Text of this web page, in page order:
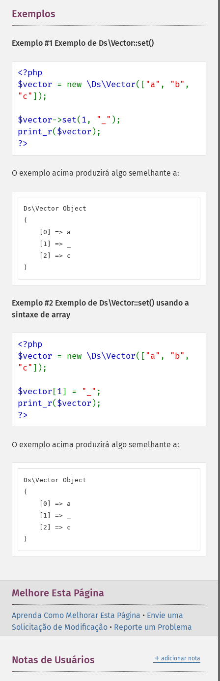
Exemplos
Exemplo #1 Exemplo de Ds\Vector::set()
<?php
$vector = new \Ds\Vector(["a" , "b"
"c"]);
$vector->set(1, "_"
print_r($vector
?>
O exemplo acima produzirá algo semelhante a:
Ds\Vector Object
(
    [0] => a
    [1] => _
    [2] => c
)
Exemplo #2 Exemplo de Ds\Vector::set() usando a
sintaxe de array
<?php
$vector = new \Ds\Vector(["a" , "b"
"c"]);
$vector [1] = "_"
print_r($vector
?>
O exemplo acima produzirá algo semelhante a:
Ds\Vector Object
(
    [0] => a
    [1] => _
    [2] => c
)
Melhore Esta Página
Aprenda Como Melhorar Esta Página • Envie uma
Solicitação de Modificação • Reporte um Problema
＋ adicionar nota
Notas de Usuários